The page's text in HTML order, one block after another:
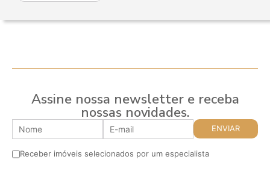
Assine nossa newsletter e receba
nossas novidades.
Receber imóveis selecionados por um especialista